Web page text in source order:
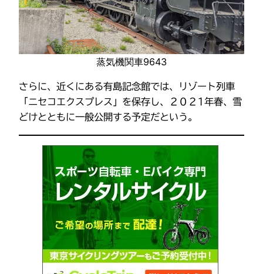
蒸気機関車9643
さらに、近くにある有島記念館では、リゾート列車
「ニセコエクスプレス」を保存し、２０２1年春、雪
どけとともに一般公開する予定だという。